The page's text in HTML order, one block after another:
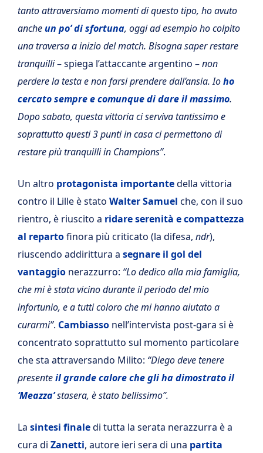
tanto attraversiamo momenti di questo tipo, ho avuto
ancheun po’ di sfortuna, oggi ad esempio ho colpito
una traversa a inizio del match. Bisogna saper restare
tranquilli– spiega l’attaccante argentino –non
perdere la testa e non farsi prendere dall’ansia. Ioho
cercato sempre e comunque di dare il massimo.
Dopo sabato, questa vittoria ci serviva tantissimo e
soprattutto questi 3 punti in casa ci permettono di
restare più tranquilli in Champions”.
Un altro protagonista importantedella vittoria
contro il Lille è stato Walter Samuel che, con il suo
rientro, è riuscito a ridare serenità e compattezza
al repartofinora più criticato (la difesa, ndr),
riuscendo addirittura a segnare il gol del
vantaggio nerazzurro: “Lo dedico alla mia famiglia,
che mi è stata vicino durante il periodo del mio
infortunio, e a tutti coloro che mi hanno aiutato a
curarmi”. Cambiasso nell’intervista post-gara si è
concentrato soprattutto sul momento particolare
che sta attraversando Milito: “Diego deve tenere
presenteil grande calore che gli ha dimostrato il
‘Meazza’stasera, è stato bellissimo”.
La sintesi finaledi tutta la serata nerazzurra è a
cura di Zanetti, autore ieri sera di una partita